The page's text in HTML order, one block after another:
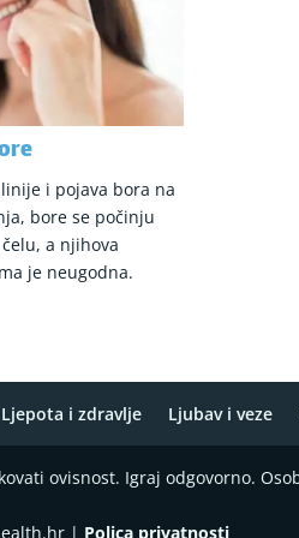
i pojava bora na
bore se počinju
a njihova
je neugodna.
Ljepota i zdravlje Ljubav i veze
ovisnost. Igraj odgovorno.
| Polica privatnosti